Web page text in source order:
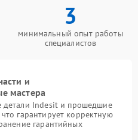
3
минимальный опыт работы
специалистов
и
мастера
детали Indesit и прошедшие
гарантирует корректную
гарантийных